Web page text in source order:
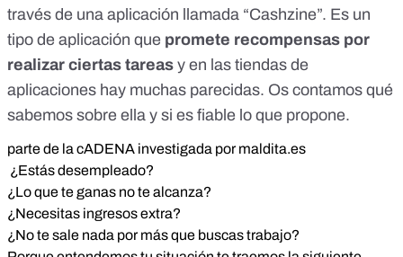
través de una aplicación llamada “Cashzine”. Es un
tipo de aplicación que promete recompensas por
realizar ciertas tareas y en las tiendas de
aplicaciones hay muchas parecidas. Os contamos qué
sabemos sobre ella y si es fiable lo que propone.
parte de la cADENA investigada por maldita.es
¿Estás desempleado?
¿Lo que te ganas no te alcanza?
¿Necesitas ingresos extra?
¿No te sale nada por más que buscas trabajo?